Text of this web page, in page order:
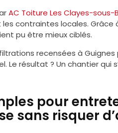
AC Toiture Les Clayes-sous-
contraintes locales. Grâce
pu être mieux ciblés.
recensées à Guignes
Le résultat ? Un chantier qui
pour
sans risquer